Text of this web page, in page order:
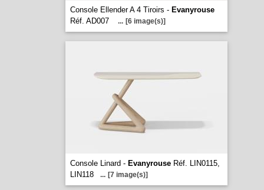
Console Ellender A 4 Tiroirs - Evanyrouse
Réf. AD007
... [6 image(s)]
Console Linard - EvanyrouseRéf. LIN0115,
LIN118
... [7 image(s)]